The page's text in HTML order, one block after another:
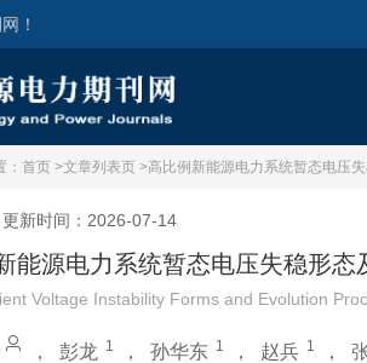
！
首页 >文章列表页 >高比例新能源电力系统暂态电压
更新时间：2026-07-14
能源电力系统暂态电压失稳形态
Voltage Instability Forms and Evolution
， 彭龙 1 ， 孙华东 1 ， 赵兵 1 ，